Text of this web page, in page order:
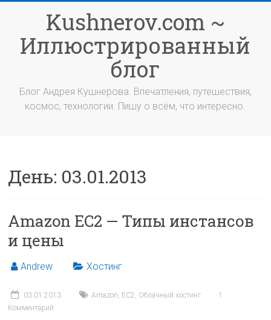
содержимомуKushnerov.com ~
Иллюстрированный
блог
Блог Андрея Кушнерова. Впечатления, путешествия,
космос, технологии. Пишу о всём, что интересно.
День: 03.01.2013
Amazon EC2 — Типы инстансов
и цены
Andrew Хостинг
03.01.2013 Amazon, EC2 , Облачный хостинг
1
Комментарий